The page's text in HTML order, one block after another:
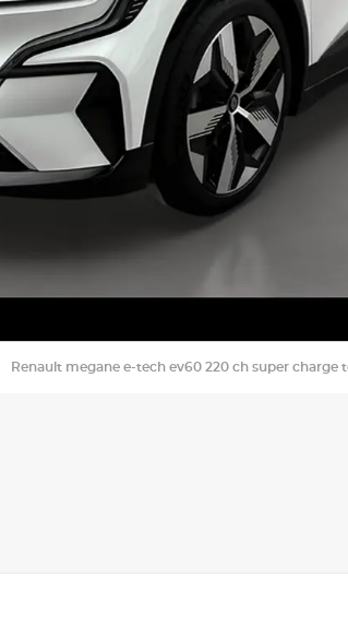
Renault megane e-tech ev60 220 ch super charge